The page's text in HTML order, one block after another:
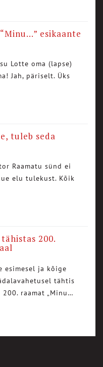
esikaante
Lotte oma (lapse)
Jah, päriselt. Üks
tuleb seda
Raamatu sünd ei
elu tulekust. Kõik
200.
esimesel ja kõige
tähtis
raamat „Minu…